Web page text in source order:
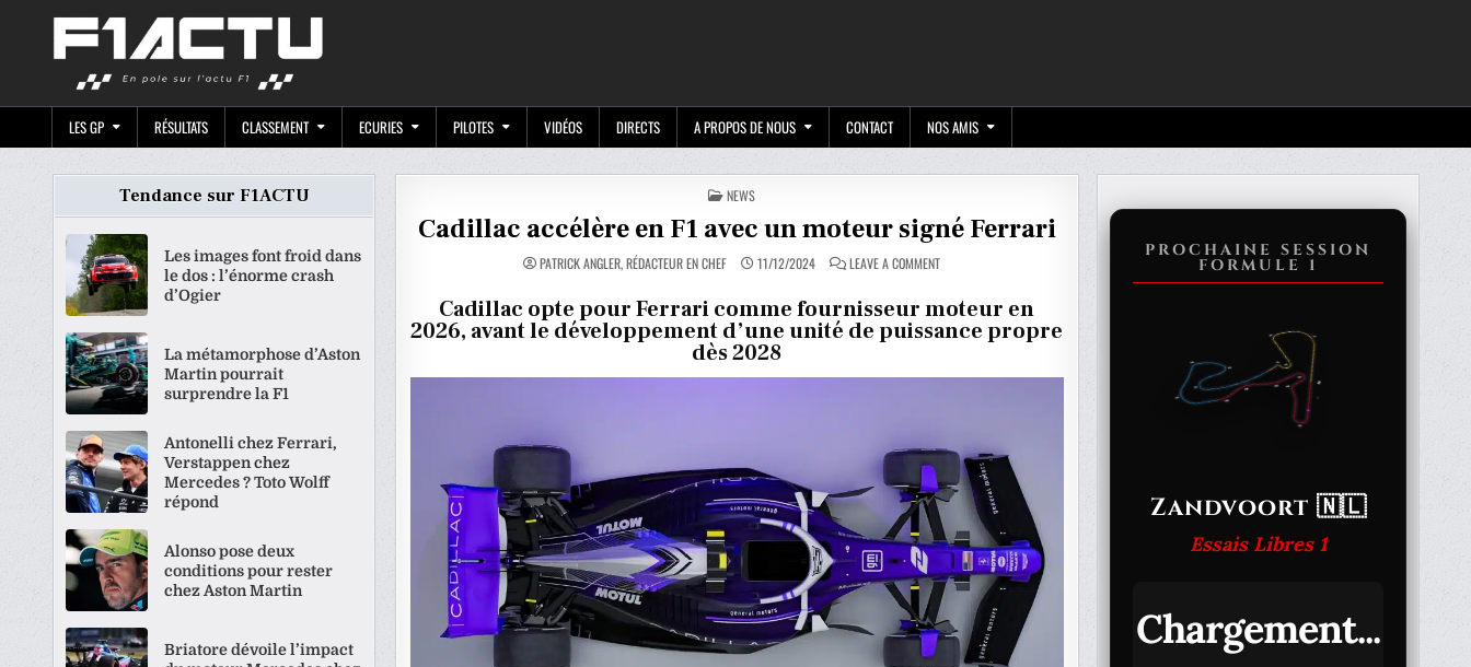
LES GP RÉSULTATS CLASSEMENT ECURIES PILOTES VIDÉOS DIRECTS A PROPOS DE NOUS CONTACT NOS AMIS
POSTED
IN
NEWS
Cadillac accélère en F1 avec un moteur signé Ferrari
PATRICK ANGLER, RÉDACTEUR EN CHEF 11/12/2024 LEAVE A COMMENTON
CADILLAC
EN
F1
AVEC
UN
FERRARI
Cadillac opte pour Ferrari comme fournisseur moteur en
2026, avant le développement d’une unité de puissance propre
dès 2028
Tendance sur F1ACTU
Les images font froid dans
le dos : l’énorme crash
d’Ogier
La métamorphose d’Aston
Martin pourrait
surprendre la F1
Antonelli chez Ferrari,
Verstappen chez
Mercedes ? Toto Wolff
répond
Alonso pose deux
conditions pour rester
chez Aston Martin
Briatore dévoile l’impact
PROCHAINE SESSION
FORMULE 1
Zandvoort 🇳🇱
Essais Libres 1
Chargement...